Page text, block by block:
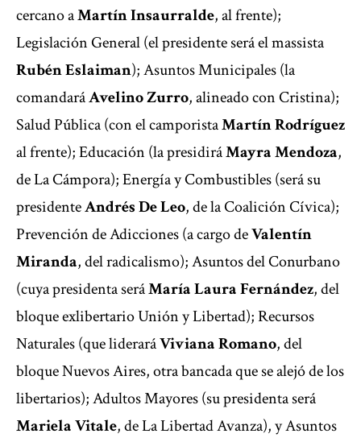
cercano aMartín Insaurralde, al frente);
Legislación General (el presidente será el massista
Rubén Eslaiman); Asuntos Municipales (la
comandaráAvelino Zurro, alineado con Cristina);
Salud Pública (con el camporistaMartín Rodríguez
al frente); Educación (la presidiráMayra Mendoza,
de La Cámpora); Energía y Combustibles (será su
presidenteAndrés De Leo, de la Coalición Cívica);
Prevención de Adicciones (a cargo deValentín
Miranda, del radicalismo); Asuntos del Conurbano
(cuya presidenta seráMaría Laura Fernández, del
bloque exlibertario Unión y Libertad); Recursos
Naturales (que lideraráViviana Romano, del
bloque Nuevos Aires, otra bancada que se alejó de los
libertarios); Adultos Mayores (su presidenta será
Mariela Vitale, de La Libertad Avanza), y Asuntos